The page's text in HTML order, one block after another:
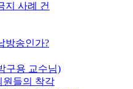
지 사례 건
방송인가?
구용 교수님)
원들의 착각